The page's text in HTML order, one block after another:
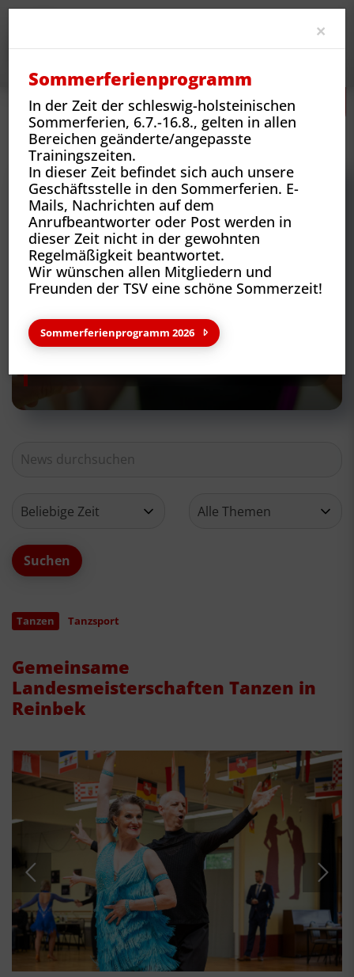
Neues
Vereins-News
Gemeinsame Landesmeisterschaften Tanzen in Reinbek
Tanzen Tanzsport
Gemeinsame
Landesmeisterschaften Tanzen in
Reinbek
×
Sommerferienprogramm
In der Zeit der schleswig-holsteinischen
Sommerferien, 6.7.-16.8., gelten in allen
Bereichen geänderte/angepasste
Trainingszeiten.
In dieser Zeit befindet sich auch unsere
Geschäftsstelle in den Sommerferien. E-
Mails, Nachrichten auf dem
Anrufbeantworter oder Post werden in
dieser Zeit nicht in der gewohnten
Regelmäßigkeit beantwortet.
Wir wünschen allen Mitgliedern und
Freunden der TSV eine schöne Sommerzeit!
Sommerferienprogramm 2026